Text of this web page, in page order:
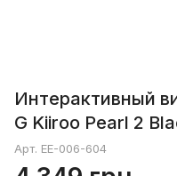
Интерактивный
G Kiiroo Pearl 2
Арт. EE-006-604